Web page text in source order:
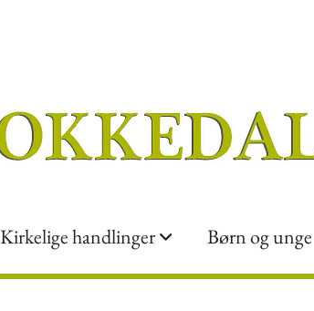
Kirkelige handlinger Børn og unge